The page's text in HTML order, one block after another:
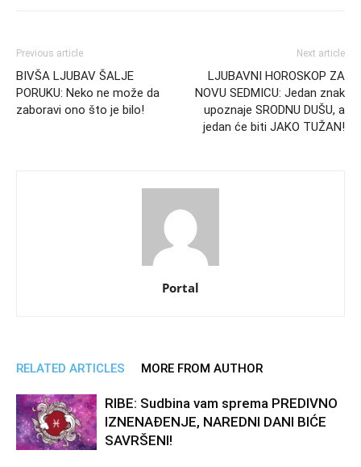
Previous article
BIVŠA LJUBAV ŠALJE
PORUKU: Neko ne može da
zaboravi ono što je bilo!
Next article
LJUBAVNI HOROSKOP ZA
NOVU SEDMICU: Jedan znak
upoznaje SRODNU DUŠU, a
jedan će biti JAKO TUŽAN!
Portal
RELATED ARTICLES MORE FROM AUTHOR
RIBE: Sudbina vam sprema PREDIVNO
IZNENAĐENJE, NAREDNI DANI BIĆE
SAVRŠENI!